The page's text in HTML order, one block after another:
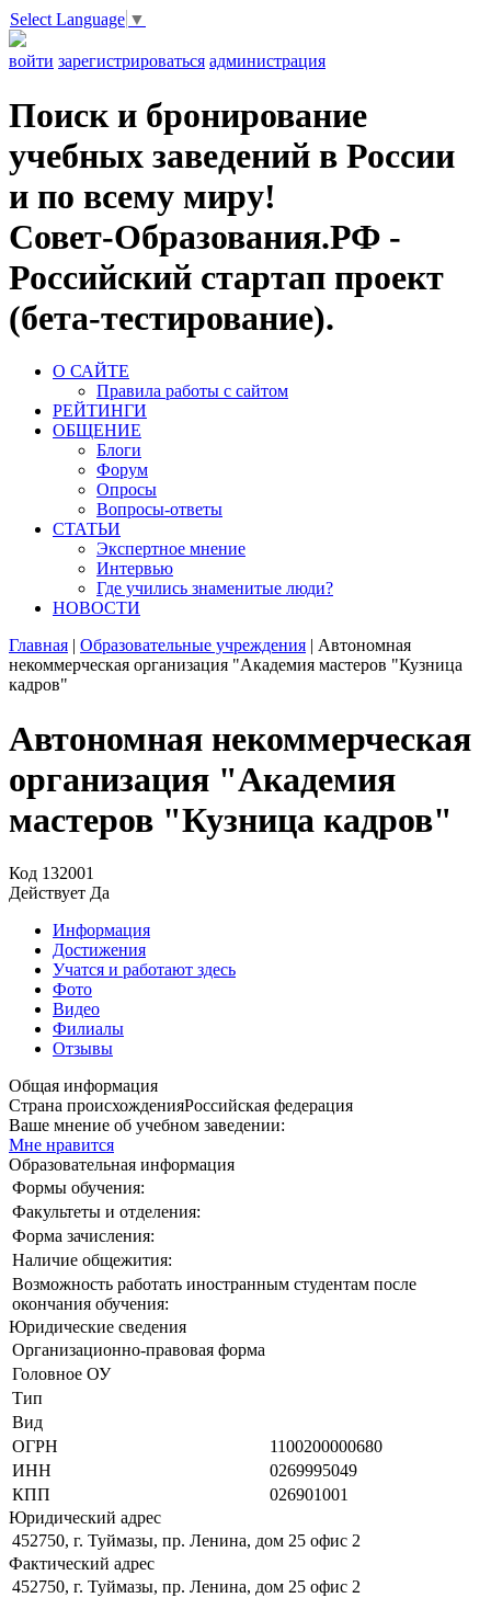
Select Language ▼
войти зарегистрироваться администрация
Поиск и бронирование
учебных заведений в России
и по всему миру!
Совет-Образования.РФ -
Российский стартап проект
(бета-тестирование).
О САЙТЕ
Правила работы с сайтом
РЕЙТИНГИ
ОБЩЕНИЕ
Блоги
Форум
Опросы
Вопросы-ответы
СТАТЬИ
Экспертное мнение
Интервью
Где учились знаменитые люди?
НОВОСТИ
Главная | Образовательные учреждения | Автономная
некоммерческая организация "Академия мастеров "Кузница
кадров"
Автономная некоммерческая
организация "Академия
мастеров "Кузница кадров"
Код 132001
Действует Да
Информация
Достижения
Учатся и работают здесь
Фото
Видео
Филиалы
Отзывы
Общая информация
Страна происхожденияРоссийская федерация
Ваше мнение об учебном заведении:
Мне нравится
Образовательная информация
Формы обучения:
Факультеты и отделения:
Форма зачисления:
Наличие общежития:
Возможность работать иностранным студентам после
окончания обучения:
Юридические сведения
Организационно-правовая форма
Головное ОУ
Тип
Вид
ОГРН
1100200000680
ИНН
0269995049
КПП
026901001
Юридический адрес
452750, г. Туймазы, пр. Ленина, дом 25 офис 2
Фактический адрес
452750, г. Туймазы, пр. Ленина, дом 25 офис 2